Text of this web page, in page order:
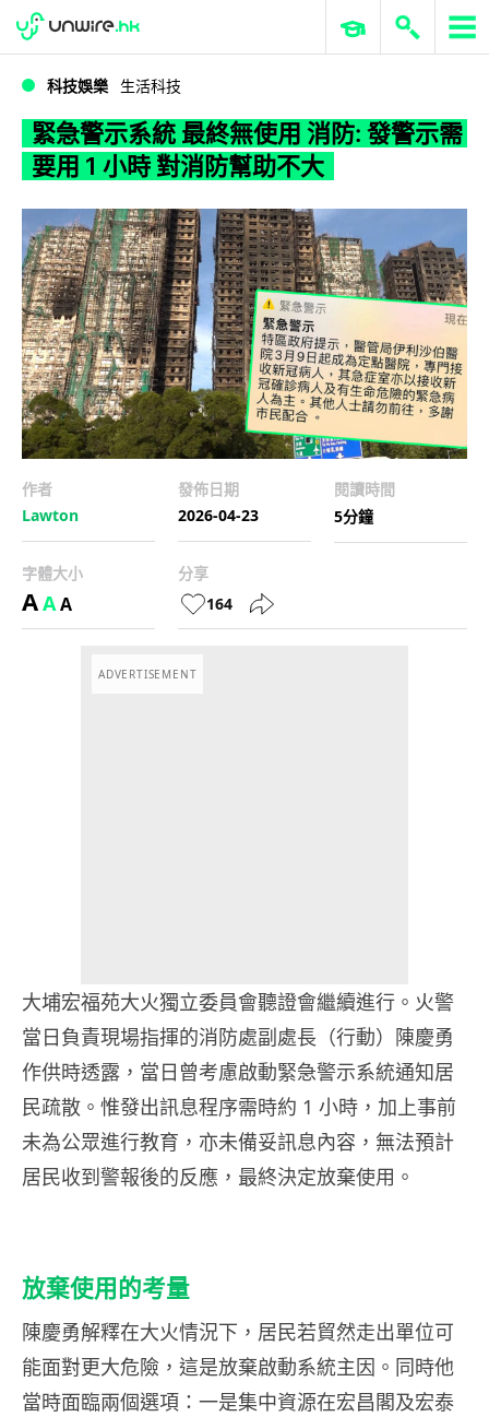
WWDC 2026 ERP 與商業 AI
科技娛樂 生活科技
緊急警示系統 最終無使用 消防: 發警示需
要用 1 小時 對消防幫助不大
作者
Lawton
發佈日期
2026-04-23
閱讀時間
5分鐘
字體大小
AAA
分享
164
ADVERTISEMENT
大埔宏福苑大火獨立委員會聽證會繼續進行。火警
當日負責現場指揮的消防處副處長（行動）陳慶勇
作供時透露，當日曾考慮啟動緊急警示系統通知居
民疏散。惟發出訊息程序需時約 1 小時，加上事前
未為公眾進行教育，亦未備妥訊息內容，無法預計
居民收到警報後的反應，最終決定放棄使用。
放棄使用的考量
陳慶勇解釋在大火情況下，居民若貿然走出單位可
能面對更大危險，這是放棄啟動系統主因。同時他
當時面臨兩個選項：一是集中資源在宏昌閣及宏泰